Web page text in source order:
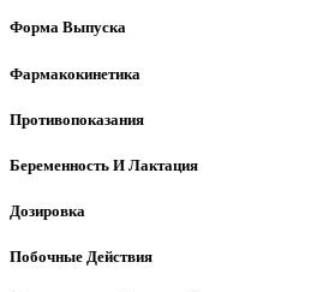
Форма Выпуска
Фармакокинетика
Противопоказания
Беременность И Лактация
Дозировка
Побочные Действия